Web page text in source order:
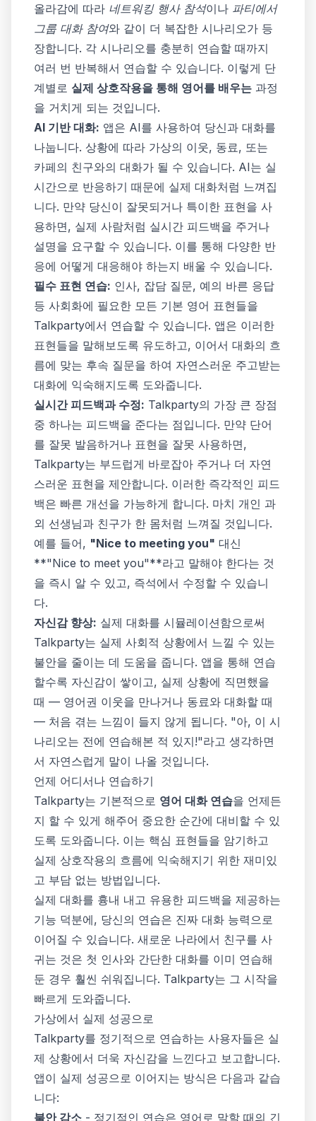
올라감에 따라 네트워킹 행사 참석이나 파티에서
그룹 대화 참여와 같이 더 복잡한 시나리오가 등
장합니다. 각 시나리오를 충분히 연습할 때까지
여러 번 반복해서 연습할 수 있습니다. 이렇게 단
계별로 실제 상호작용을 통해 영어를 배우는 과정
을 거치게 되는 것입니다.
AI 기반 대화: 앱은 AI를 사용하여 당신과 대화를
나눕니다. 상황에 따라 가상의 이웃, 동료, 또는
카페의 친구와의 대화가 될 수 있습니다. AI는 실
시간으로 반응하기 때문에 실제 대화처럼 느껴집
니다. 만약 당신이 잘못되거나 특이한 표현을 사
용하면, 실제 사람처럼 실시간 피드백을 주거나
설명을 요구할 수 있습니다. 이를 통해 다양한 반
응에 어떻게 대응해야 하는지 배울 수 있습니다.
필수 표현 연습: 인사, 잡담 질문, 예의 바른 응답
등 사회화에 필요한 모든 기본 영어 표현들을
Talkparty에서 연습할 수 있습니다. 앱은 이러한
표현들을 말해보도록 유도하고, 이어서 대화의 흐
름에 맞는 후속 질문을 하여 자연스러운 주고받는
대화에 익숙해지도록 도와줍니다.
실시간 피드백과 수정: Talkparty의 가장 큰 장점
중 하나는 피드백을 준다는 점입니다. 만약 단어
를 잘못 발음하거나 표현을 잘못 사용하면,
Talkparty는 부드럽게 바로잡아 주거나 더 자연
스러운 표현을 제안합니다. 이러한 즉각적인 피드
백은 빠른 개선을 가능하게 합니다. 마치 개인 과
외 선생님과 친구가 한 몸처럼 느껴질 것입니다.
예를 들어, "Nice to meeting you" 대신
**"Nice to meet you"**라고 말해야 한다는 것
을 즉시 알 수 있고, 즉석에서 수정할 수 있습니
다.
자신감 향상: 실제 대화를 시뮬레이션함으로써
Talkparty는 실제 사회적 상황에서 느낄 수 있는
불안을 줄이는 데 도움을 줍니다. 앱을 통해 연습
할수록 자신감이 쌓이고, 실제 상황에 직면했을
때 — 영어권 이웃을 만나거나 동료와 대화할 때
— 처음 겪는 느낌이 들지 않게 됩니다. "아, 이 시
나리오는 전에 연습해본 적 있지!"라고 생각하면
서 자연스럽게 말이 나올 것입니다.
언제 어디서나 연습하기
Talkparty는 기본적으로 영어 대화 연습을 언제든
지 할 수 있게 해주어 중요한 순간에 대비할 수 있
도록 도와줍니다. 이는 핵심 표현들을 암기하고
실제 상호작용의 흐름에 익숙해지기 위한 재미있
고 부담 없는 방법입니다.
실제 대화를 흉내 내고 유용한 피드백을 제공하는
기능 덕분에, 당신의 연습은 진짜 대화 능력으로
이어질 수 있습니다. 새로운 나라에서 친구를 사
귀는 것은 첫 인사와 간단한 대화를 이미 연습해
둔 경우 훨씬 쉬워집니다. Talkparty는 그 시작을
빠르게 도와줍니다.
가상에서 실제 성공으로
Talkparty를 정기적으로 연습하는 사용자들은 실
제 상황에서 더욱 자신감을 느낀다고 보고합니다.
앱이 실제 성공으로 이어지는 방식은 다음과 같습
니다:
불안 감소 - 정기적인 연습은 영어로 말할 때의 긴